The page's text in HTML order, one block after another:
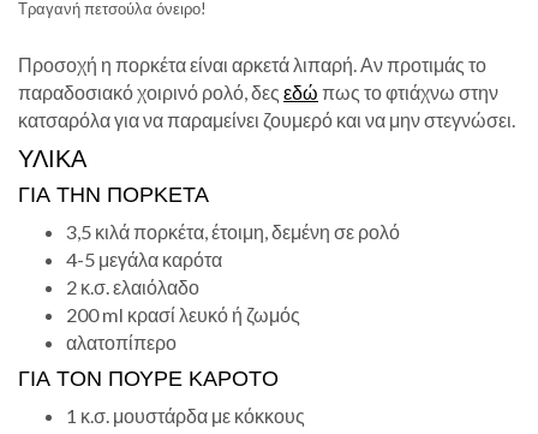
Τραγανή πετσούλα όνειρο!
Προσοχή η πορκέτα είναι αρκετά λιπαρή. Αν προτιμάς το
παραδοσιακό χοιρινό ρολό, δες εδώ πως το φτιάχνω στην
κατσαρόλα για να παραμείνει ζουμερό και να μην στεγνώσει.
ΥΛΙΚΆ
ΓΙΑ ΤΗΝ ΠΟΡΚΈΤΑ
3,5 κιλά πορκέτα, έτοιμη, δεμένη σε ρολό
4-5 μεγάλα καρότα
2 κ.σ. ελαιόλαδο
200 ml κρασί λευκό ή ζωμός
αλατοπίπερο
ΓΙΑ ΤΟΝ ΠΟΥΡΈ ΚΑΡΌΤΟ
1 κ.σ. μουστάρδα με κόκκους